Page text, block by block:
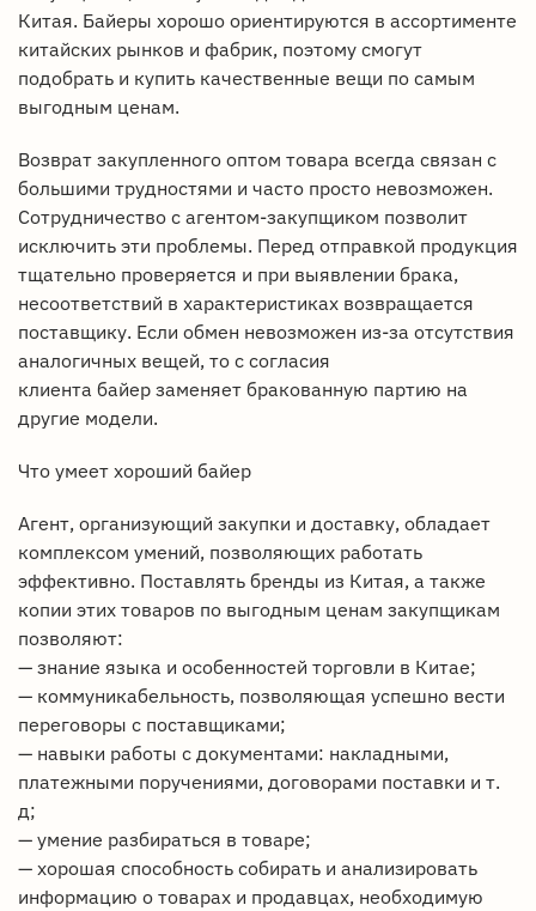
Китая. Байеры хорошо ориентируются в ассортименте
китайских рынков и фабрик, поэтому смогут
подобрать и купить качественные вещи по самым
выгодным ценам.
Возврат закупленного оптом товара всегда связан с
большими трудностями и часто просто невозможен.
Сотрудничество с агентом-закупщиком позволит
исключить эти проблемы. Перед отправкой продукция
тщательно проверяется и при выявлении брака,
несоответствий в характеристиках возвращается
поставщику. Если обмен невозможен из-за отсутствия
аналогичных вещей, то с согласия
клиента байер заменяет бракованную партию на
другие модели.
Что умеет хороший байер
Агент, организующий закупки и доставку, обладает
комплексом умений, позволяющих работать
эффективно. Поставлять бренды из Китая, а также
копии этих товаров по выгодным ценам закупщикам
позволяют:
— знание языка и особенностей торговли в Китае;
— коммуникабельность, позволяющая успешно вести
переговоры с поставщиками;
— навыки работы с документами: накладными,
платежными поручениями, договорами поставки и т.
д;
— умение разбираться в товаре;
— хорошая способность собирать и анализировать
информацию о товарах и продавцах, необходимую